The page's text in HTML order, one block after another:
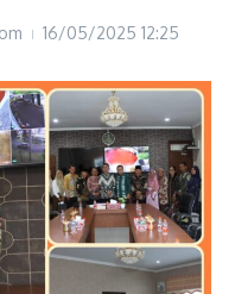
16/05/2025 12:25